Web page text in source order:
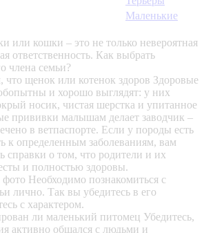
Маленькие
или кошки – это не только невероятная
ответственность. Как выбрать
члена семьи?
что щенок или котенок здоров Здоровые
и хорошо выглядят: у них
носик, чистая шерстка и упитанное
прививки малышам делает заводчик –
в ветпаспорте. Если у породы есть
к определенным заболеваниям, вам
справки о том, что родители и их
и полностью здоровы.
фото Необходимо познакомиться с
лично. Так вы убедитесь в его
с характером.
ли маленький питомец Убедитесь,
активно общался с людьми и